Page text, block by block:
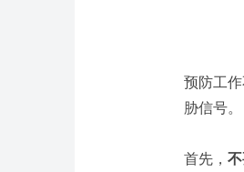
预防工
胁信号。
首先，